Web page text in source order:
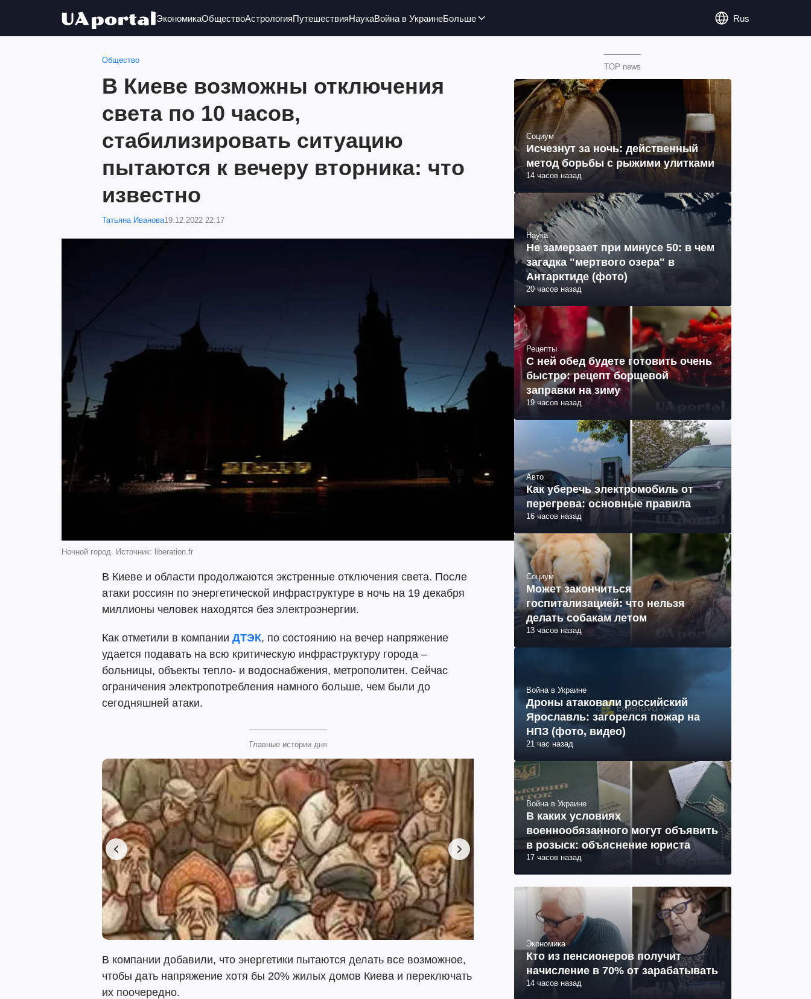
ЭкономикаОбществоАстрологияПутешествияНаукаВойна в УкраинеБольше Rus
Общество
В Киеве возможны отключения
света по 10 часов,
стабилизировать ситуацию
пытаются к вечеру вторника: что
известно
Татьяна Иванова19.12.2022 22:17
Ночной город. Источник: liberation.fr
В Киеве и области продолжаются экстренные отключения света. После
атаки россиян по энергетической инфраструктуре в ночь на 19 декабря
миллионы человек находятся без электроэнергии.
Как отметили в компании ДТЭК, по состоянию на вечер напряжение
удается подавать на всю критическую инфраструктуру города –
больницы, объекты тепло- и водоснабжения, метрополитен. Сейчас
ограничения электропотребления намного больше, чем были до
сегодняшней атаки.
Главные истории дня
В компании добавили, что энергетики пытаются делать все возможное,
чтобы дать напряжение хотя бы 20% жилых домов Киева и переключать
их поочередно.
TOP news
Социум
Исчезнут за ночь: действенный
метод борьбы с рыжими улитками
14 часов назад
Наука
Не замерзает при минусе 50: в чем
загадка "мертвого озера" в
Антарктиде (фото)
20 часов назад
Рецепты
С ней обед будете готовить очень
быстро: рецепт борщевой
заправки на зиму
19 часов назад
Авто
Как уберечь электромобиль от
перегрева: основные правила
16 часов назад
Социум
Может закончиться
госпитализацией: что нельзя
делать собакам летом
13 часов назад
Война в Украине
Дроны атаковали российский
Ярославль: загорелся пожар на
НПЗ (фото, видео)
21 час назад
Война в Украине
В каких условиях
военнообязанного могут объявить
в розыск: объяснение юриста
17 часов назад
Экономика
Кто из пенсионеров получит
начисление в 70% от зарабатывать
14 часов назад